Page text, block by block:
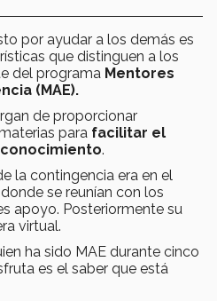
por ayudar a los demás es
que distinguen a los
del programa Mentores
(MAE).
de proporcionar
para facilitar el
.
la contingencia era en el
se reunían con los
apoyo. Posteriormente su
virtual.
ha sido MAE durante cinco
es el saber que está